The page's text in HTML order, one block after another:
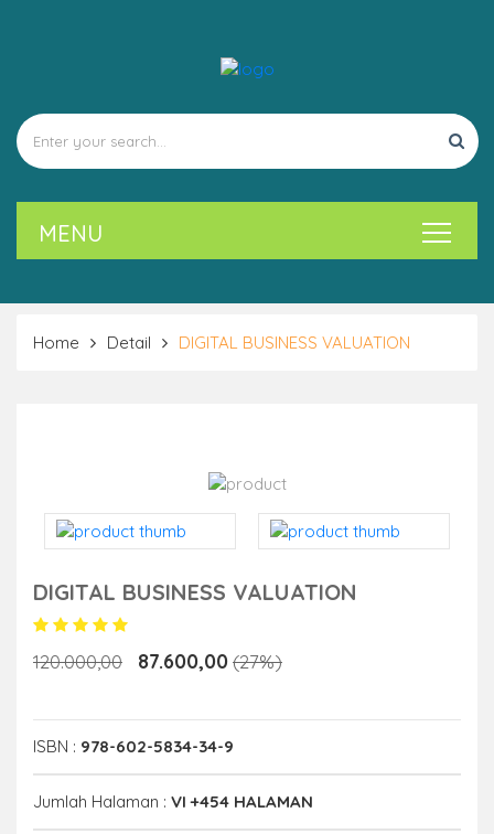
Home Detail DIGITAL BUSINESS VALUATION
DIGITAL BUSINESS VALUATION
120.000,00 87.600,00(27%)
ISBN : 978-602-5834-34-9
Jumlah Halaman : VI +454 HALAMAN